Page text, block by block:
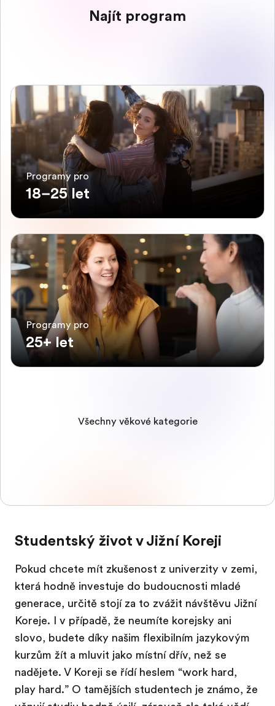
Najít program
Programy pro
18–25 let
Programy pro
25+ let
Všechny věkové kategorie
Studentský život v Jižní Koreji
Pokud chcete mít zkušenost z univerzity v zemi,
která hodně investuje do budoucnosti mladé
generace, určitě stojí za to zvážit návštěvu Jižní
Koreje. I v případě, že neumíte korejsky ani
slovo, budete díky našim flexibilním jazykovým
kurzům žít a mluvit jako místní dřív, než se
nadějete. V Koreji se řídí heslem “work hard,
play hard.” O tamějších studentech je známo, že